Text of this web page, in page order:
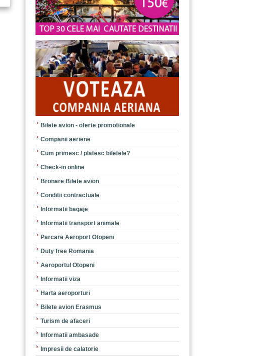
Bilete avion - oferte promotionale
Companii aeriene
Cum primesc / platesc biletele?
Check-in online
Bronare Bilete avion
Conditii contractuale
Informatii bagaje
Informatii transport animale
Parcare Aeroport Otopeni
Duty free Romania
Aeroportul Otopeni
Informatii viza
Harta aeroporturi
Bilete avion Erasmus
Turism de afaceri
Informatii ambasade
Impresii de calatorie